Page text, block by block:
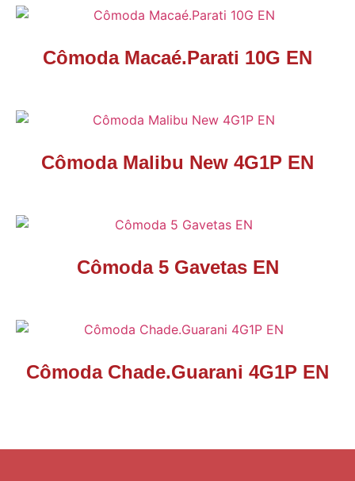
Cômoda Macaé.Parati 10G EN
Cômoda Malibu New 4G1P EN
Cômoda 5 Gavetas EN
Cômoda Chade.Guarani 4G1P EN